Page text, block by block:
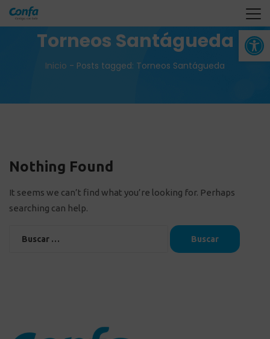
Abrir
Torneos Santágueda
Inicio - Posts tagged: Torneos Santágueda
Nothing Found
It seems we can’t find what you’re looking for. Perhaps
searching can help.